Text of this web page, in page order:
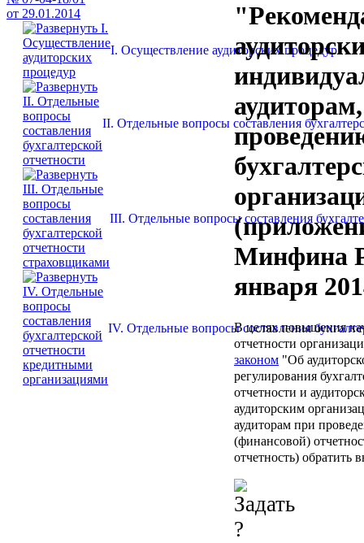
I. Осуществление аудиторских процедур
II. Отдельные вопросы составления
III. Отдельные вопросы составления
IV. Отдельные вопросы составления
Минфина
января
В целях повышения
отчетности
законом "Об
регулирования
отчетности и
аудиторским
аудиторам при
(финансовой)
отчетность) обратить